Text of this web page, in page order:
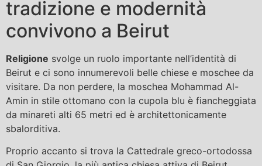
tradizione e modernità
convivono a Beirut
Religione svolge un ruolo importante nell’identità di
Beirut e ci sono innumerevoli belle chiese e moschee da
visitare. Da non perdere, la moschea Mohammad Al-
Amin in stile ottomano con la cupola blu è fiancheggiata
da minareti alti 65 metri ed è architettonicamente
sbalorditiva.
Proprio accanto si trova la Cattedrale greco-ortodossa